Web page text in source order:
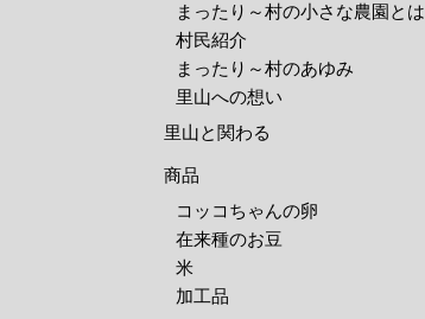
まったり～村の小さな農園とは
村民紹介
まったり～村のあゆみ
里山への想い
里山と関わる
商品
コッコちゃんの卵
在来種のお豆
米
加工品